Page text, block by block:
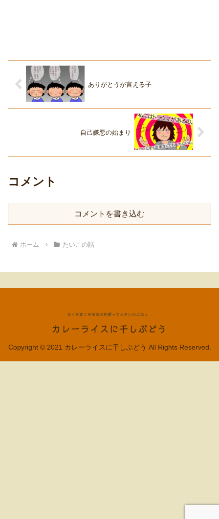
ありがとうが言える子
自己嫌悪の始まり
コメント
コメントを書き込む
ホーム たいこの話
Copyright © 2021 カレーライスに干しぶどう All Rights Reserved.